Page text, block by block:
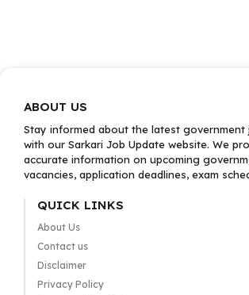
ABOUT US
Stay informed about the latest government
with our Sarkari Job Update website. We
accurate information on upcoming
vacancies, application deadlines, exam
QUICK LINKS
About Us
Contact us
Disclaimer
Privacy Policy